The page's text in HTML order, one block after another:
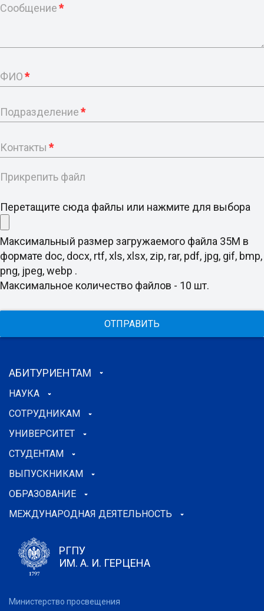
Сообщение*
ФИО*
Подразделение*
Контакты *
Прикрепить файл
Перетащите сюда файлы или нажмите для выбора
Максимальный размер загружаемого файла 35M в
формате doc, docx, rtf, xls, xlsx, zip, rar, pdf, jpg, gif, bmp,
png, jpeg, webp .
Максимальное количество файлов - 10 шт.
ОТПРАВИТЬ
АБИТУРИЕНТАМ
НАУКА
СОТРУДНИКАМ
УНИВЕРСИТЕТ
СТУДЕНТАМ
ВЫПУСКНИКАМ
ОБРАЗОВАНИЕ
МЕЖДУНАРОДНАЯ ДЕЯТЕЛЬНОСТЬ
РГПУ
ИМ. А. И. ГЕРЦЕНА
Министерство просвещения